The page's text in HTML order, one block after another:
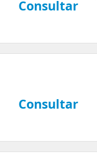
Consultar
Consultar